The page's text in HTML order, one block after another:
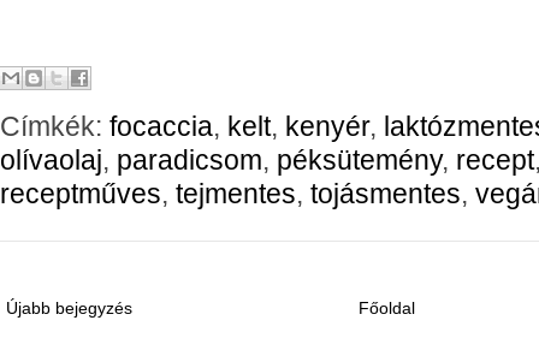
Címkék: focaccia, kelt, kenyér,
olívaolaj, paradicsom, péksütemény, recept
receptműves, tejmentes, tojásmentes,
Újabb bejegyzés Főoldal